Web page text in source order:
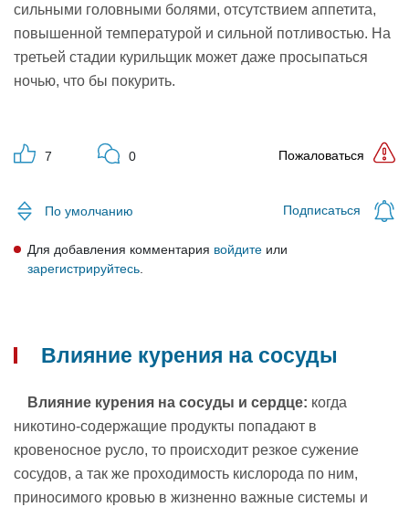
сильными головными болями, отсутствием аппетита,
повышенной температурой и сильной потливостью. На
третьей стадии курильщик может даже просыпаться
ночью, что бы покурить.
7 0 Пожаловаться
По умолчанию Подписаться
Для добавления комментария войдите или
зарегистрируйтесь
Влияние курения на сосуды
Влияние курения на сосуды и сердце: когда
никотино-содержащие продукты попадают в
кровеносное русло, то происходит резкое сужение
сосудов, а так же проходимость кислорода по ним,
приносимого кровью в жизненно важные системы и